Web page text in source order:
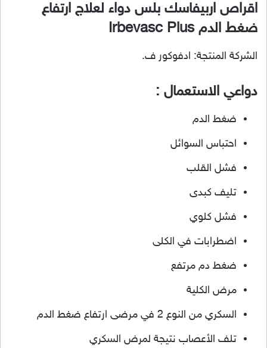
اقراص اربيفاسك بلس دواء لعلاج ارتفاع
ضغط الدم Irbevasc Plus
الشركة المنتجة: ادفوكور ف.
دواعي الاستعمال :
ضغط الدم
احتباس السوائل
فشل القلب
تليف كبدى
فشل كلوي
اضطرابات في الكلى
ضغط دم مرتفع
مرض الكلية
السكري من النوع 2 في مرضى ارتفاع ضغط الدم
تلف الأعصاب نتيجة لمرض السكري